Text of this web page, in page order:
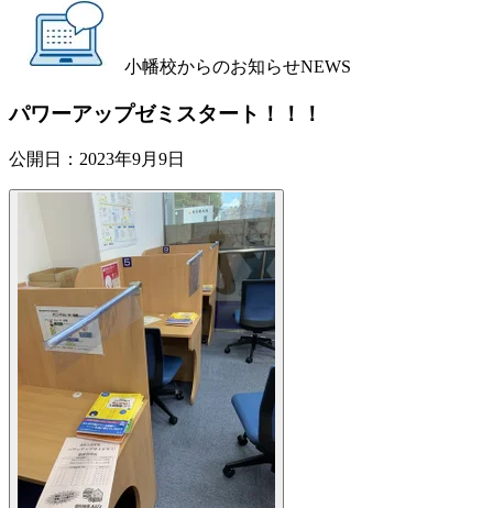
小幡校からのお知らせNEWS
パワーアップゼミスタート！！！
公開日： 2023年9月9日